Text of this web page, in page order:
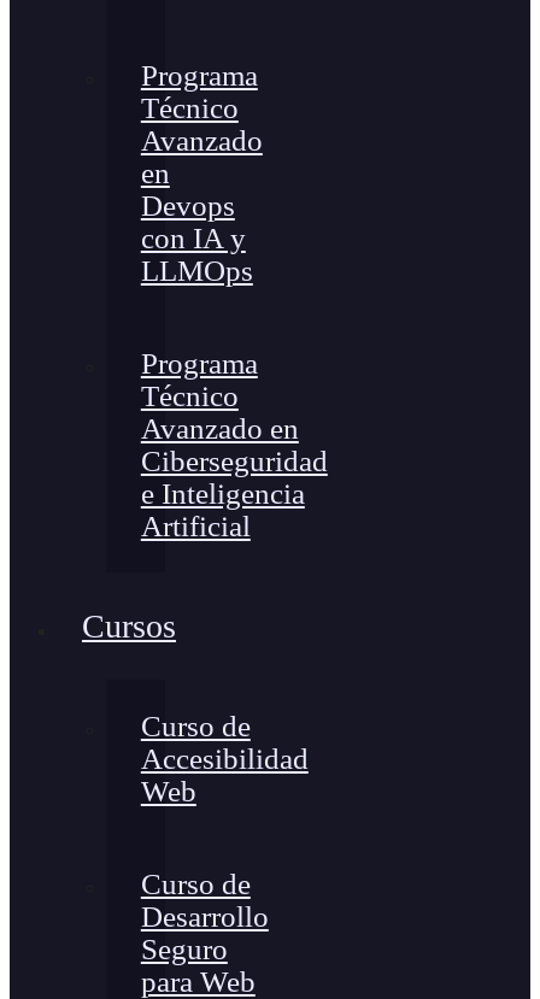
Programa
Técnico
Avanzado
en
Devops
con IA y
LLMOps
Programa
Técnico
Avanzado en
Ciberseguridad
e Inteligencia
Artificial
Cursos
Curso de
Accesibilidad
Web
Curso de
Desarrollo
Seguro
para Web